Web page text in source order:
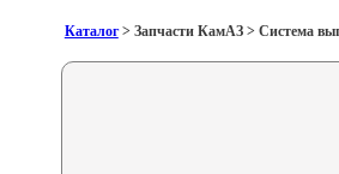
Каталог> Запчасти КамАЗ > Система